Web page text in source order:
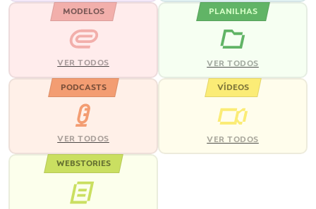
MODELOS
VER TODOS
PLANILHAS
VER TODOS
PODCASTS
VER TODOS
VÍDEOS
VER TODOS
WEBSTORIES